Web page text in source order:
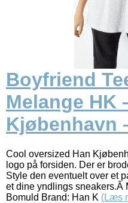
Boyfriend
Melange HK
Kjøbenhavn
Cool oversized Han
logo på forsiden. Der er
Style den eventuelt over et
et dine yndlings
Bomuld Brand: Han K (Læs